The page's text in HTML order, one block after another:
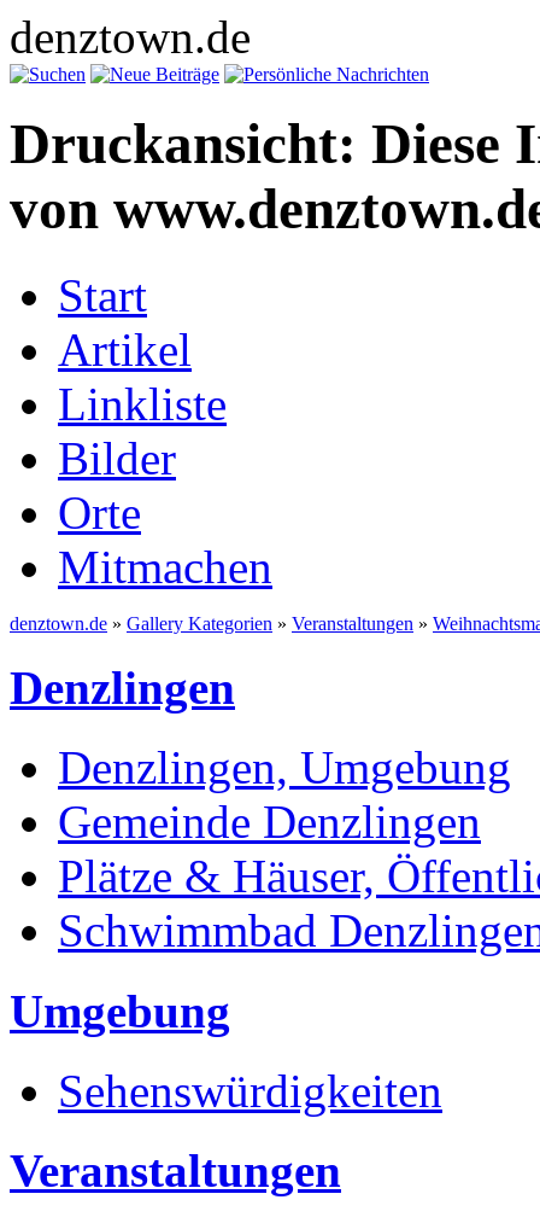
denztown.de
Druckansicht: Diese
von
Start
Artikel
Linkliste
Bilder
Orte
Mitmachen
denztown.de » Gallery Kategorien » Veranstaltungen »
Denzlingen
Denzlingen, Umgebung
Gemeinde Denzlingen
Plätze & Häuser,
Schwimmbad
Umgebung
Sehenswürdigkeiten
Veranstaltungen